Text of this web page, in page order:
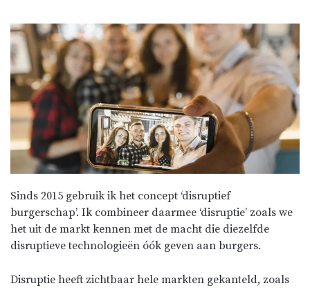
Sinds 2015 gebruik ik het concept ‘disruptief
burgerschap’. Ik combineer daarmee ‘disruptie’ zoals we
het uit de markt kennen met de macht die diezelfde
disruptieve technologieën óók geven aan burgers.
Disruptie heeft zichtbaar hele markten gekanteld, zoals